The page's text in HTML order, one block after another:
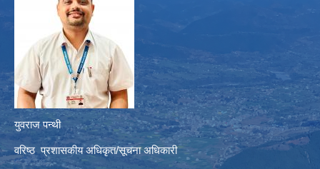
युवराज पन्थी
वरिष्ठ प्रशासकीय अधिकृत/सूचना अधिकारी